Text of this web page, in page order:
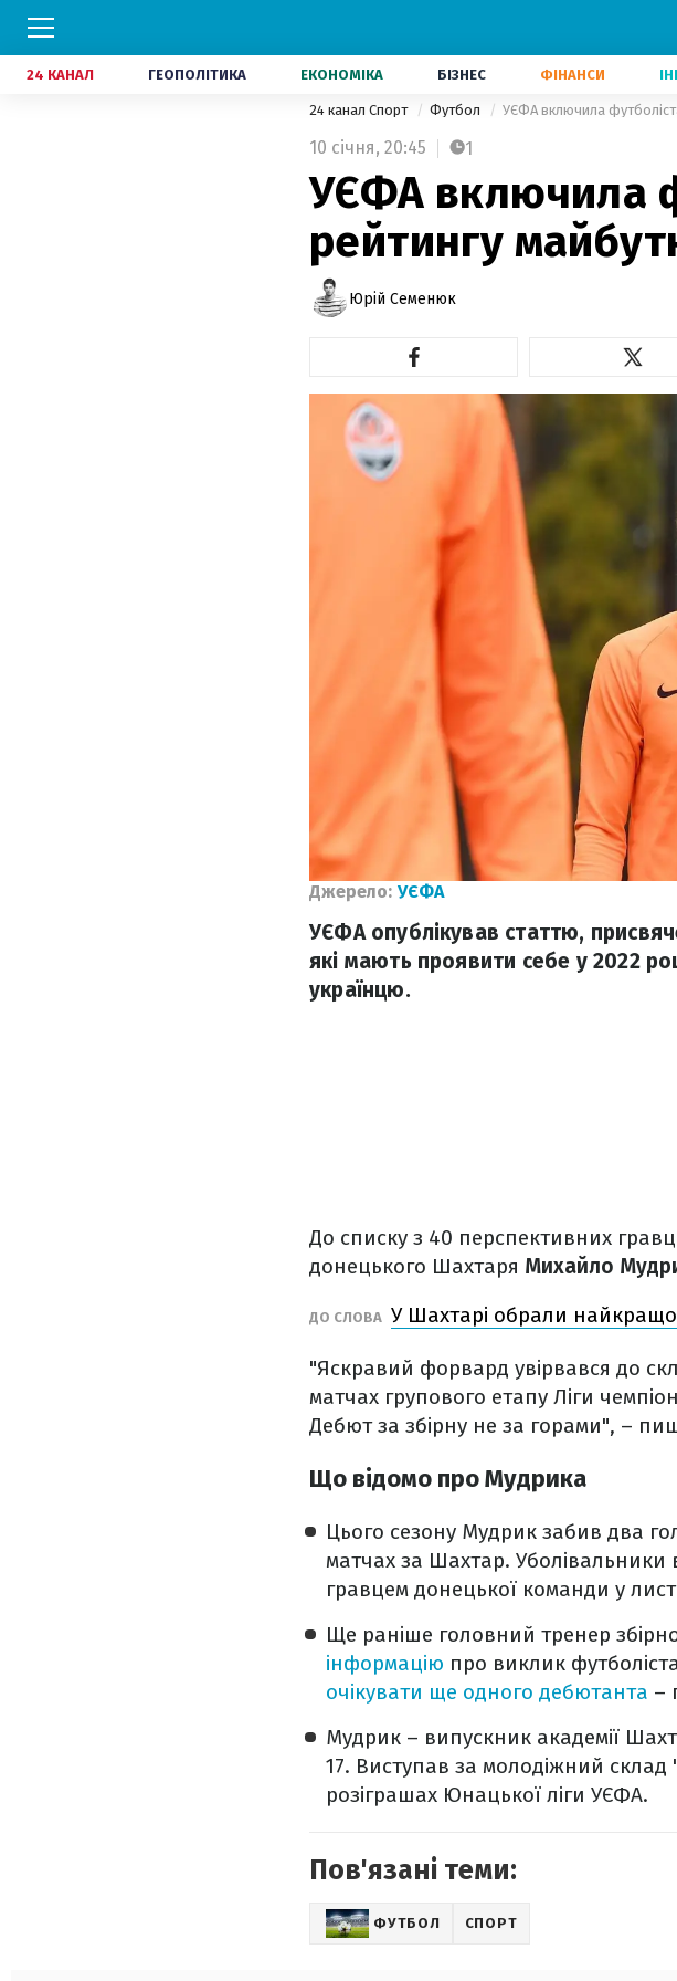
24 КАНАЛ ГЕОПОЛІТИКА ЕКОНОМІКА БІЗНЕС ФІНАНСИ
24 канал Спорт Футбол УЄФА включила
10 січня, 20:45 1
УЄФА включила
рейтингу
Юрій Семенюк
Джерело: УЄФА
УЄФА опублікував статтю,
які мають проявити себе у 2022
українцю.
До списку з 40 перспективних
донецького Шахтаря Михайло
ДО СЛОВА У Шахтарі обрали
"Яскравий форвард увірвався до
матчах групового етапу Ліги
Дебют за збірну не за горами", –
Що відомо про Мудрика
Цього сезону Мудрик забив два
матчах за Шахтар.
гравцем донецької команди у
Ще раніше головний тренер
інформацію про виклик
очікувати ще одного дебютанта –
Мудрик – випускник академії
17. Виступав за молодіжний
розіграшах Юнацької ліги УЄФА.
Пов'язані теми:
ФУТБОЛ СПОРТ